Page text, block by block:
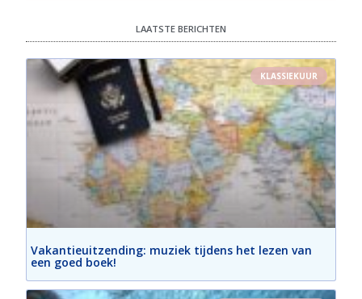
LAATSTE BERICHTEN
KLASSIEKUUR
Vakantieuitzending: muziek tijdens het lezen van
een goed boek!